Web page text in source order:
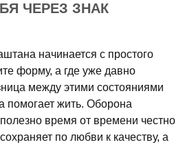
ЧЕРЕЗ ЗНАК
начинается с простого
форму, а где уже давно
между этими состояниями
помогает жить. Оборона
время от времени честно
по любви к качеству, а